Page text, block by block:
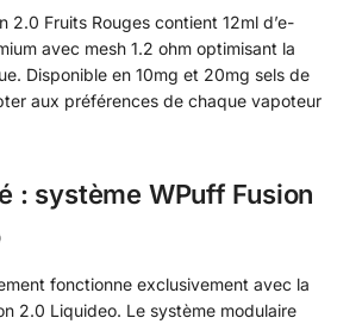
2.0 Fruits Rouges contient 12ml d’e-
avec mesh 1.2 ohm optimisant la
Disponible en 10mg et 20mg sels de
aux préférences de chaque vapoteur
: système WPuff Fusion
fonctionne exclusivement avec la
2.0 Liquideo. Le système modulaire